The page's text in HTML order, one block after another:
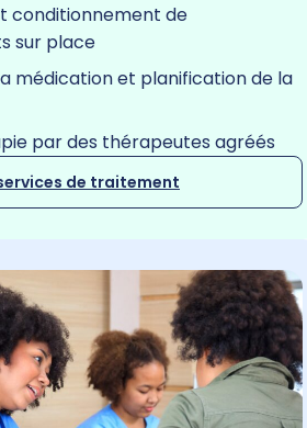
conditionnement de
sur place
médication et planification de la
par des thérapeutes agréés
de traitement